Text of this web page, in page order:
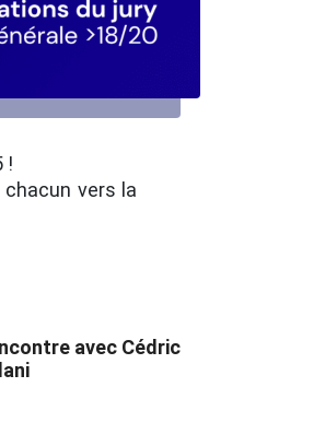
!
vers la
avec Cédric